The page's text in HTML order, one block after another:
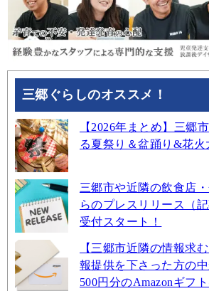
三郷ぐらしのオススメ！
【2026年まとめ】三郷
る夏祭り＆盆踊り&花火
三郷市や近隣の飲食店
らのプレスリリース（
受付スタート！
【三郷市近隣の情報求
報提供を下さった方の
500円分のAmazonギフ